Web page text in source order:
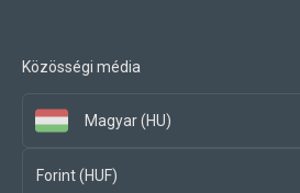
Közösségi média
Magyar (HU)
Forint (HUF)